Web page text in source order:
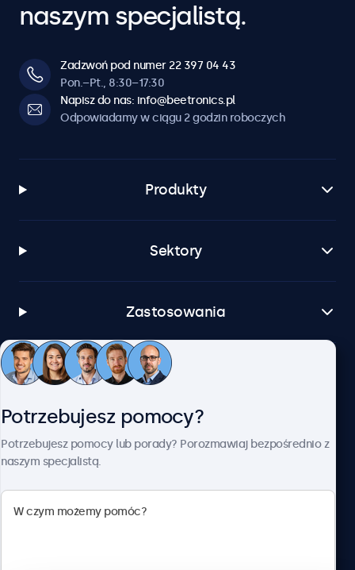
naszym specjalistą.
Zadzwoń pod numer 22 397 04 43
Pon.–Pt., 8:30–17:30
Napisz do nas: info@beetronics.pl
Odpowiadamy w ciągu 2 godzin roboczych
Produkty
Sektory
Zastosowania
Obsługa klienta
Potrzebujesz pomocy?
Potrzebujesz pomocy lub porady? Porozmawiaj bezpośrednio z
naszym specjalistą.